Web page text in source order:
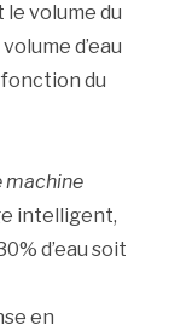
volume du
d’eau
du
machine
intelligent,
d’eau soit
en